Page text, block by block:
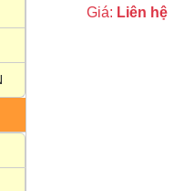
Giá: Liên hệ